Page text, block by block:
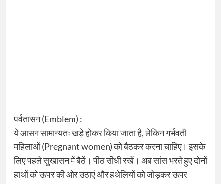
पर्वतासन (Emblem) :
ये आसन सामान्यतः खड़े होकर किया जाता है, लेकिन गर्भवती
महिलाओं (Pregnant women) को बैठकर करना चाहिए। इसके
लिए पहले सुखासन में बैठें। पीठ सीधी रखें। अब सांस भरते हुए दोनों
हाथों को ऊपर की ओर उठाएं और हथेलियों को जोड़कर ऊपर